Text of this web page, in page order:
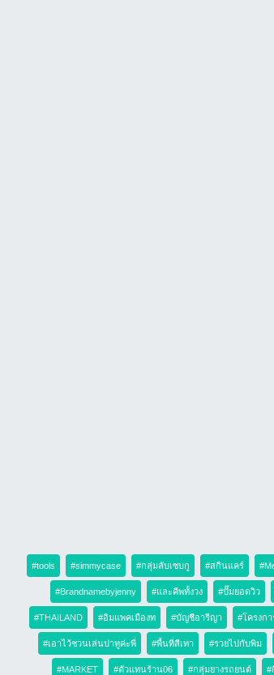
#tools #simmycase #กลุ่มลับเซบกู #สกินแคร์
#Brandnamebyjenny #และคีพทั้งวง #ปั๊มยอดวิว
#THAILAND #อิมแพคเมืองท #บัญชีอารีญา #โครงก
#เอาไว้ชวนเล่นปาทูค่ะพี่ #พื้นที่สีเทา #รวยไปกับพิม
#MARKET #ตัวแทนร้าน06 #กลุ่มยางรถยนต์ #